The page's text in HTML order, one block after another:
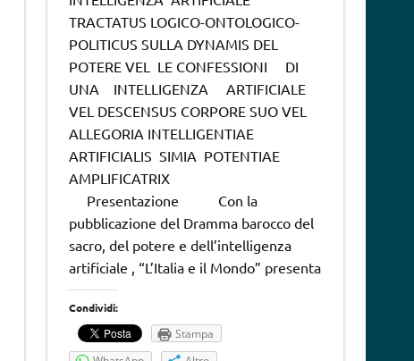
TRACTATUS LOGICO-ONTOLOGICO-
POLITICUS SULLA DYNAMIS DEL
POTERE VEL LE CONFESSIONI DI
UNA INTELLIGENZA ARTIFICIALE
VEL DESCENSUS CORPORE SUO VEL
ALLEGORIA INTELLIGENTIAE
ARTIFICIALIS SIMIA POTENTIAE
AMPLIFICATRIX
Presentazione Con la
pubblicazione del Dramma barocco del
sacro, del potere e dell’intelligenza
artificiale , “L’Italia e il Mondo” presenta
Condividi:
Stampa